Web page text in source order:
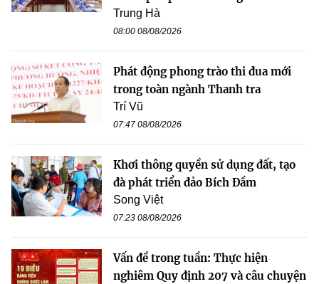
Trung Hà
08:00 08/08/2026
Phát động phong trào thi đua mới
trong toàn ngành Thanh tra
Trí Vũ
07:47 08/08/2026
Khơi thông quyền sử dụng đất, tạo
đà phát triển đảo Bích Đầm
Song Việt
07:23 08/08/2026
Vấn đề trong tuần: Thực hiện
nghiêm Quy định 207 và câu chuyện